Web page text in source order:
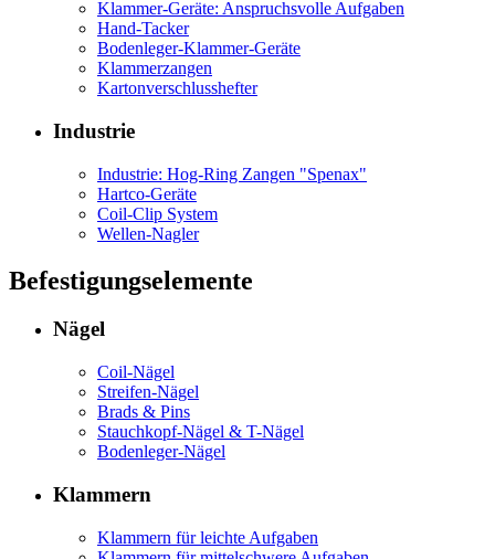
Klammer-Geräte: Anspruchsvolle Aufgaben
Hand-Tacker
Bodenleger-Klammer-Geräte
Klammerzangen
Kartonverschlusshefter
Industrie
Industrie: Hog-Ring Zangen "Spenax"
Hartco-Geräte
Coil-Clip System
Wellen-Nagler
Befestigungselemente
Nägel
Coil-Nägel
Streifen-Nägel
Brads & Pins
Stauchkopf-Nägel & T-Nägel
Bodenleger-Nägel
Klammern
Klammern für leichte Aufgaben